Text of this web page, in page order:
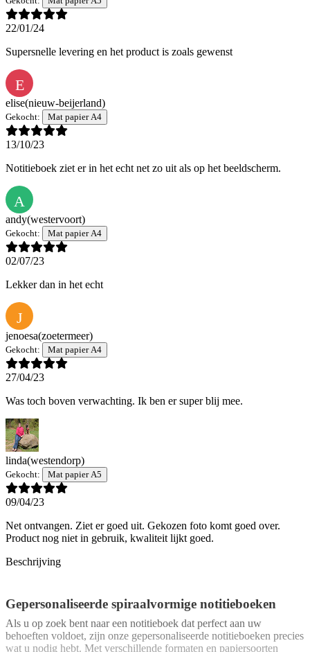
22/01/24
Supersnelle levering en het product is zoals gewenst
E
elise(nieuw-beijerland)
Gekocht: Mat papier A4
13/10/23
Notitieboek ziet er in het echt net zo uit als op het beeldscherm.
A
andy(westervoort)
Gekocht: Mat papier A4
02/07/23
Lekker dan in het echt
J
jenoesa(zoetermeer)
Gekocht: Mat papier A4
27/04/23
Was toch boven verwachting. Ik ben er super blij mee.
linda(westendorp)
Gekocht: Mat papier A5
09/04/23
Net ontvangen. Ziet er goed uit. Gekozen foto komt goed over.
Product nog niet in gebruik, kwaliteit lijkt goed.
Beschrijving
Gepersonaliseerde spiraalvormige notitieboeken
Als u op zoek bent naar een notitieboek dat perfect aan uw
behoeften voldoet, zijn onze gepersonaliseerde notitieboeken precies
wat u nodig hebt. Met verschillende formaten en papiersoorten